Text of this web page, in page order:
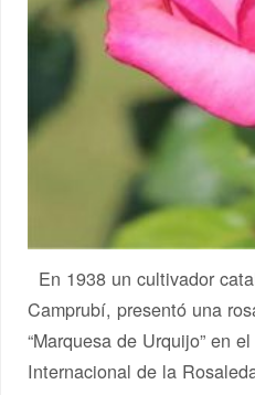
En 1938 un cultivador
Camprubí, presentó una
“Marquesa de Urquijo” en
Internacional de la